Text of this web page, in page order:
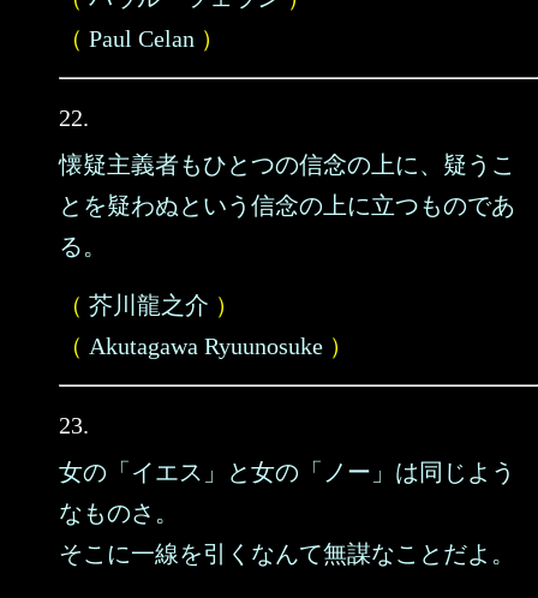
（ Paul Celan ）
22.
懐疑主義者もひとつの信念の上に、疑うこ
とを疑わぬという信念の上に立つものであ
る。
（ 芥川龍之介 ）
（ Akutagawa Ryuunosuke ）
23.
女の「イエス」と女の「ノー」は同じよう
なものさ。
そこに一線を引くなんて無謀なことだよ。